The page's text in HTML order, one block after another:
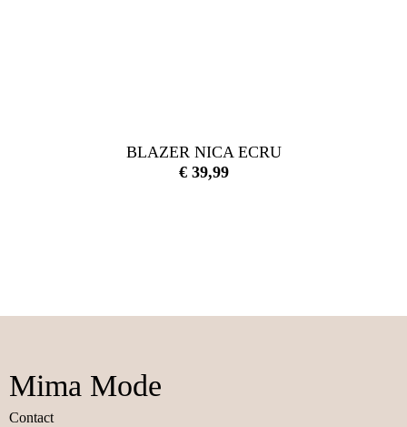
BLAZER NICA ECRU
€39,99
Mima Mode
Contact